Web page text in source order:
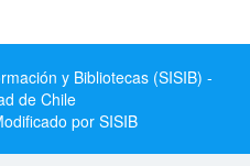
y Bibliotecas (SISIB) -
de Chile
por SISIB